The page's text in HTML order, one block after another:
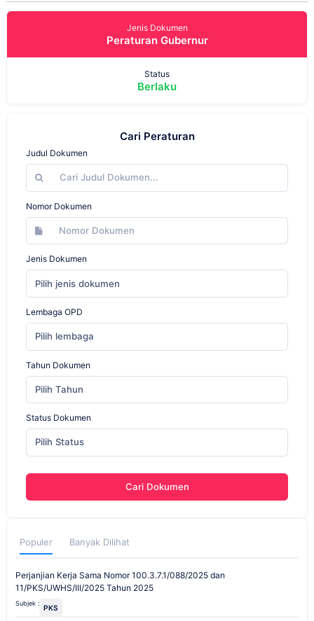
Jenis Dokumen
Peraturan Gubernur
Status
Berlaku
Cari Peraturan
Judul Dokumen
Nomor Dokumen
Jenis Dokumen
Pilih jenis dokumen
Lembaga OPD
Pilih lembaga
Tahun Dokumen
Pilih Tahun
Status Dokumen
Pilih Status
Cari Dokumen
Populer Banyak Dilihat
Perjanjian Kerja Sama Nomor 100.3.7.1/088/2025 dan
11/PKS/UWHS/III/2025 Tahun 2025
Subjek : PKS